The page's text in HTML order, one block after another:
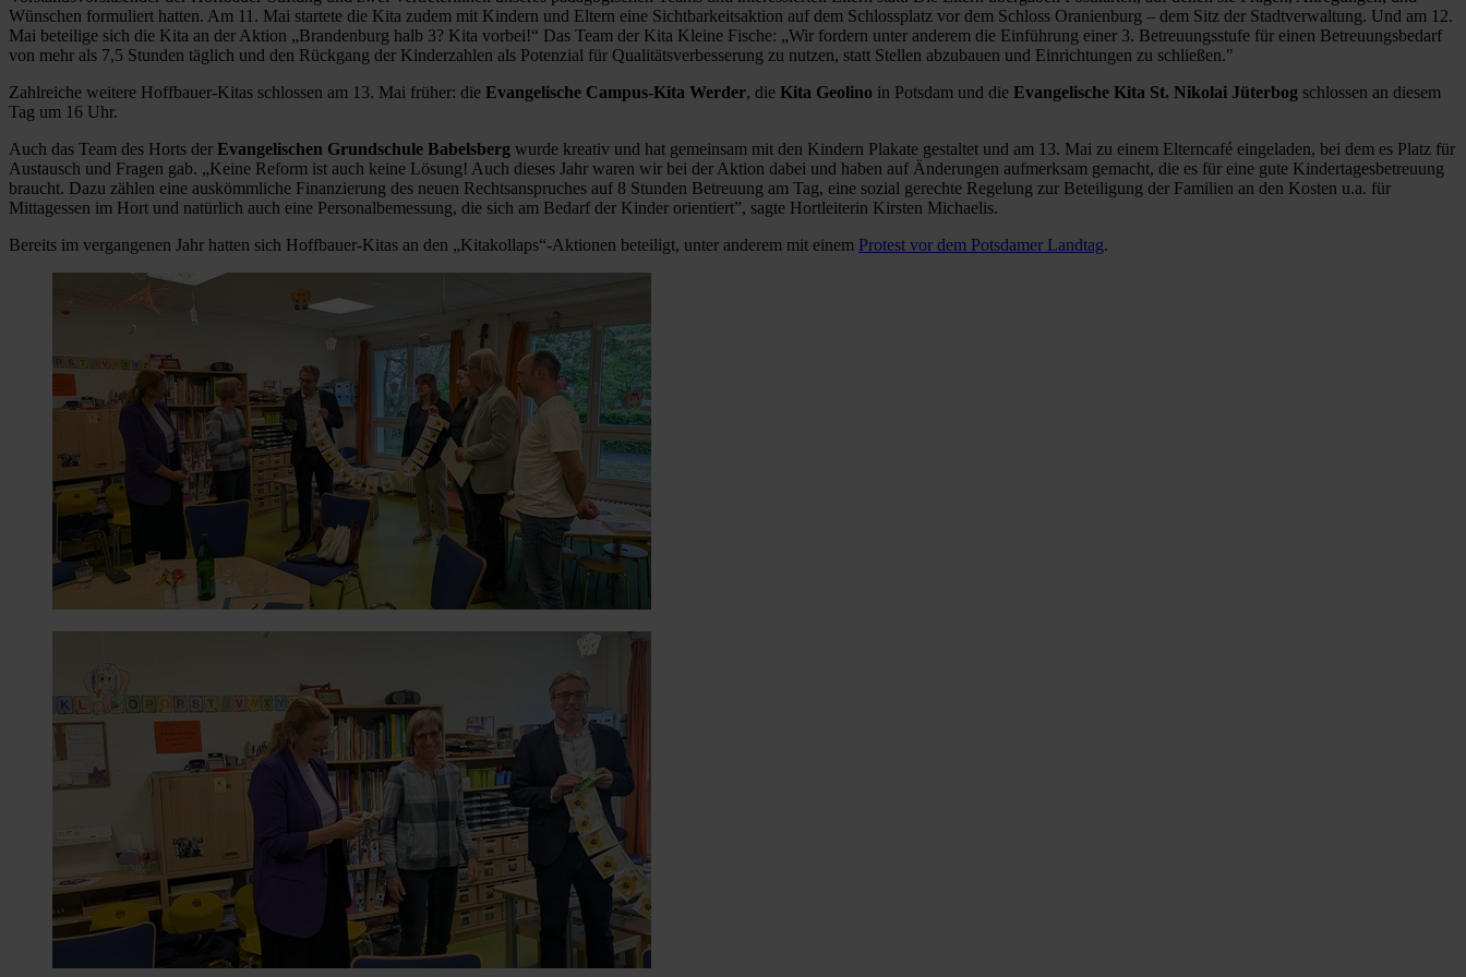
Wünschen formuliert hatten. Am 11. Mai startete die Kita zudem mit Kindern und Eltern eine Sichtbarkeitsaktion auf dem Schlossplatz vor dem Schloss Oranienburg – dem Sitz der Stadtverwaltung. Und am 12.
Mai beteilige sich die Kita an der Aktion „Brandenburg halb 3? Kita vorbei!“ Das Team der Kita Kleine Fische: „Wir fordern unter anderem die Einführung einer 3. Betreuungsstufe für einen Betreuungsbedarf
von mehr als 7,5 Stunden täglich und den Rückgang der Kinderzahlen als Potenzial für Qualitätsverbesserung zu nutzen, statt Stellen abzubauen und Einrichtungen zu schließen."
Zahlreiche weitere Hoffbauer-Kitas schlossen am 13. Mai früher: die Evangelische Campus-Kita Werder, die Kita Geolino in Potsdam und die Evangelische Kita St. Nikolai Jüterbog schlossen an diesem
Tag um 16 Uhr.
Auch das Team des Horts der Evangelischen Grundschule Babelsberg wurde kreativ und hat gemeinsam mit den Kindern Plakate gestaltet und am 13. Mai zu einem Elterncafé eingeladen, bei dem es Platz für
Austausch und Fragen gab. „Keine Reform ist auch keine Lösung! Auch dieses Jahr waren wir bei der Aktion dabei und haben auf Änderungen aufmerksam gemacht, die es für eine gute Kindertagesbetreuung
braucht. Dazu zählen eine auskömmliche Finanzierung des neuen Rechtsanspruches auf 8 Stunden Betreuung am Tag, eine sozial gerechte Regelung zur Beteiligung der Familien an den Kosten u.a. für
Mittagessen im Hort und natürlich auch eine Personalbemessung, die sich am Bedarf der Kinder orientiert”, sagte Hortleiterin Kirsten Michaelis.
Bereits im vergangenen Jahr hatten sich Hoffbauer-Kitas an den „Kitakollaps“-Aktionen beteiligt, unter anderem mit einem Protest vor dem Potsdamer Landtag.